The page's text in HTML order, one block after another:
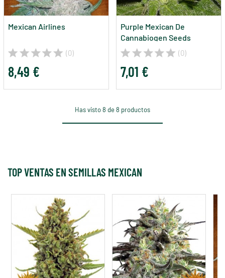
Mexican Airlines
(0)
8,49 €
Purple Mexican De
Cannabiogen Seeds
(0)
7,01 €
Has visto 8 de 8 productos
TOP VENTAS EN SEMILLAS MEXICAN